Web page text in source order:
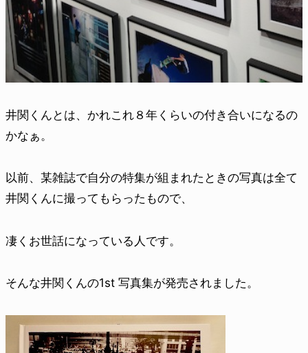
井関くんとは、かれこれ８年くらいの付き合いになるの
かなぁ。
以前、某雑誌で自分の特集が組まれたときの写真は全て
井関くんに撮ってもらったもので、
凄くお世話になっている人です。
そんな井関くんの1st 写真集が発売されました。